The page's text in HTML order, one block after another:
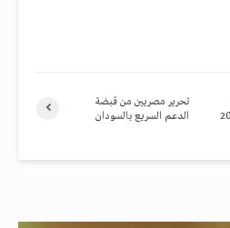
تحرير مصريين من قبضة
الدعم السريع بالسودان